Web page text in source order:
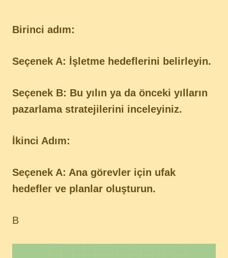
Birinci adım:
Seçenek A: İşletme hedeflerini belirleyin.
Seçenek B: Bu yılın ya da önceki yılların
pazarlama stratejilerini inceleyiniz.
İkinci Adım:
Seçenek A: Ana görevler için ufak
hedefler ve planlar oluşturun.
B